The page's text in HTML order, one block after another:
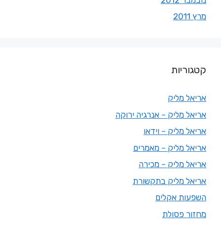
מרץ 2011
קטגוריות
אריאל מליק
אריאל מליק – אנרגיה ירוקה
אריאל מליק – וידאו
אריאל מליק – מאמרים
אריאל מליק – מכירה
אריאל מליק בתקשורת
השפעות אקלים
מחזור פסולת